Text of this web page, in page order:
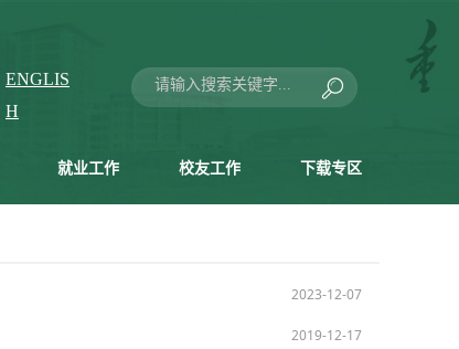
就业工作 校友工作 下载专区
ENGLIS
H
2023-12-07
2019-12-17